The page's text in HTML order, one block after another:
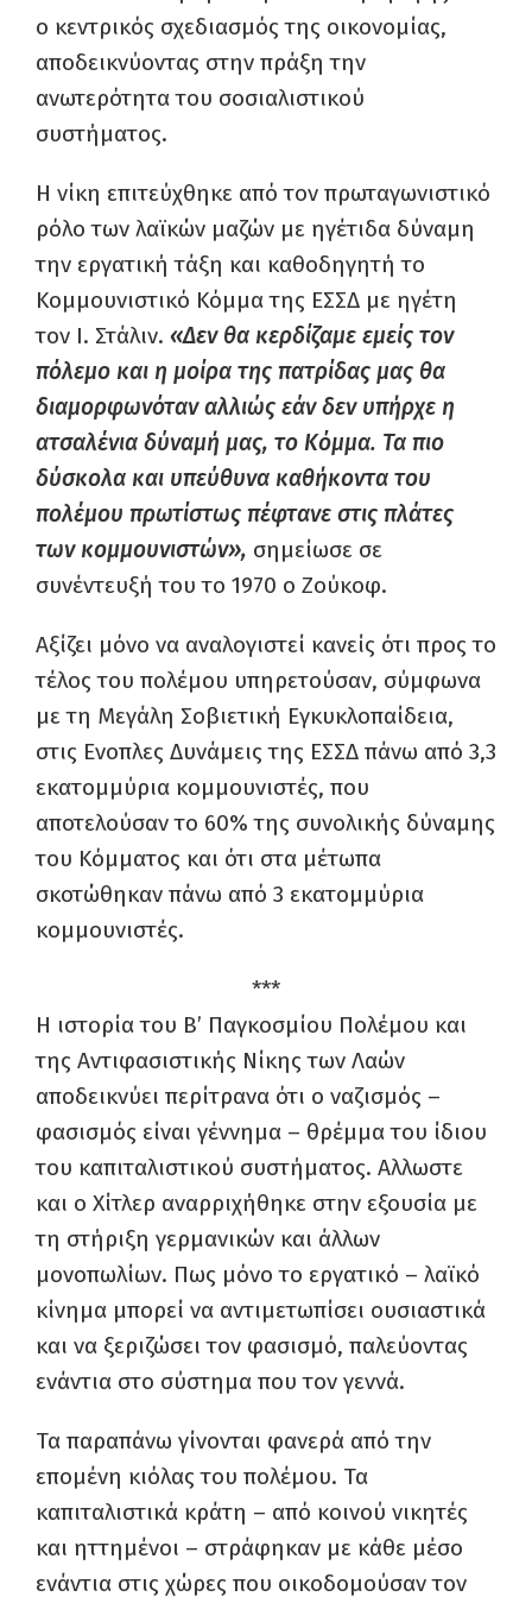
ο κεντρικός σχεδιασμός της οικονομίας,
αποδεικνύοντας στην πράξη την
ανωτερότητα του σοσιαλιστικού
συστήματος.
Η νίκη επιτεύχθηκε από τον πρωταγωνιστικό
ρόλο των λαϊκών μαζών με ηγέτιδα δύναμη
την εργατική τάξη και καθοδηγητή το
Κομμουνιστικό Κόμμα της ΕΣΣΔ με ηγέτη
τον Ι. Στάλιν. «Δεν θα κερδίζαμε εμείς τον
πόλεμο και η μοίρα της πατρίδας μας θα
διαμορφωνόταν αλλιώς εάν δεν υπήρχε η
ατσαλένια δύναμή μας, το Κόμμα. Τα πιο
δύσκολα και υπεύθυνα καθήκοντα του
πολέμου πρωτίστως πέφτανε στις πλάτες
των κομμουνιστών», σημείωσε σε
συνέντευξή του το 1970 ο Ζούκοφ.
Αξίζει μόνο να αναλογιστεί κανείς ότι προς το
τέλος του πολέμου υπηρετούσαν, σύμφωνα
με τη Μεγάλη Σοβιετική Εγκυκλοπαίδεια,
στις Ενοπλες Δυνάμεις της ΕΣΣΔ πάνω από 3,3
εκατομμύρια κομμουνιστές, που
αποτελούσαν το 60% της συνολικής δύναμης
του Κόμματος και ότι στα μέτωπα
σκοτώθηκαν πάνω από 3 εκατομμύρια
κομμουνιστές.
***
Η ιστορία του Β’ Παγκοσμίου Πολέμου και
της Αντιφασιστικής Νίκης των Λαών
αποδεικνύει περίτρανα ότι ο ναζισμός –
φασισμός είναι γέννημα – θρέμμα του ίδιου
του καπιταλιστικού συστήματος. Αλλωστε
και ο Χίτλερ αναρριχήθηκε στην εξουσία με
τη στήριξη γερμανικών και άλλων
μονοπωλίων. Πως μόνο το εργατικό – λαϊκό
κίνημα μπορεί να αντιμετωπίσει ουσιαστικά
και να ξεριζώσει τον φασισμό, παλεύοντας
ενάντια στο σύστημα που τον γεννά.
Τα παραπάνω γίνονται φανερά από την
επομένη κιόλας του πολέμου. Τα
καπιταλιστικά κράτη – από κοινού νικητές
και ηττημένοι – στράφηκαν με κάθε μέσο
ενάντια στις χώρες που οικοδομούσαν τον